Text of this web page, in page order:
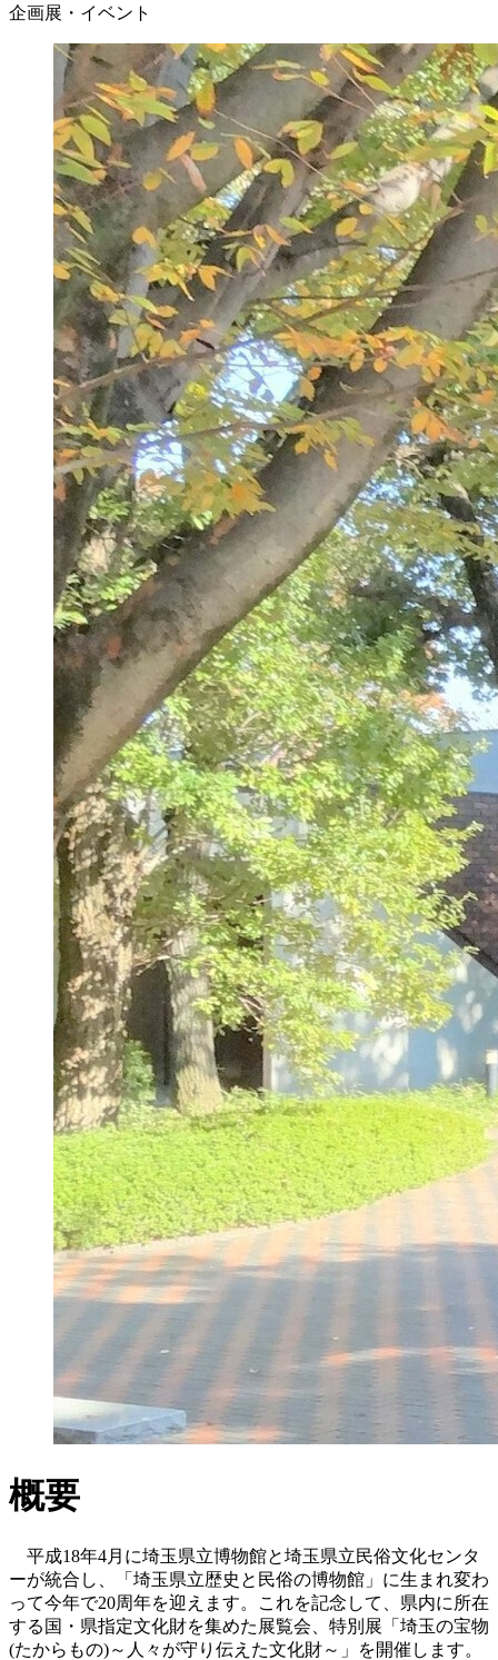
企画展・イベント
概要
平成18年4月に埼玉県立博物館と埼玉県立民俗文化センタ
ーが統合し、「埼玉県立歴史と民俗の博物館」に生まれ変わ
って今年で20周年を迎えます。これを記念して、県内に所在
する国・県指定文化財を集めた展覧会、特別展「埼玉の宝物
(たからもの)～人々が守り伝えた文化財～」を開催します。